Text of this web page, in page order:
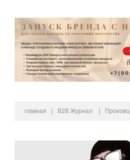
главная B2B Журнал